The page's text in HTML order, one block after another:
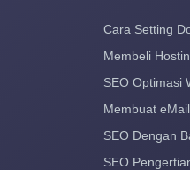
Cara Setting
Membeli
SEO Optimasi
Membuat
SEO Dengan
SEO